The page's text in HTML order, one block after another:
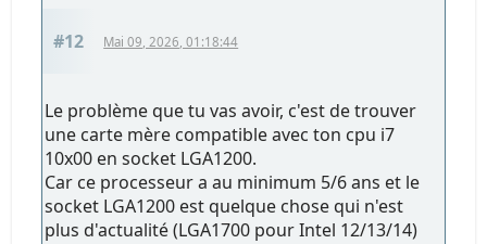
#12 Mai 09, 2026, 01:18:44
Le problème que tu vas avoir, c'est de trouver
une carte mère compatible avec ton cpu i7
10x00 en socket LGA1200.
Car ce processeur a au minimum 5/6 ans et le
socket LGA1200 est quelque chose qui n'est
plus d'actualité (LGA1700 pour Intel 12/13/14)